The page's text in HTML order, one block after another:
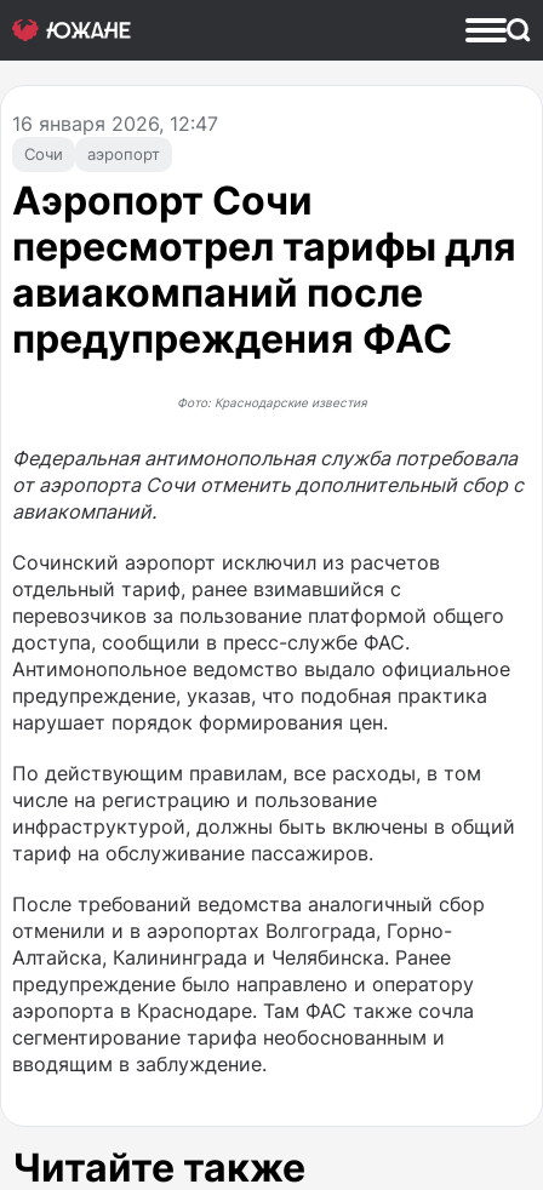
Сочи аэропорт
16 января 2026, 12:47
Аэропорт Сочи
пересмотрел тарифы для
авиакомпаний после
предупреждения ФАС
Фото: Краснодарские известия
Федеральная антимонопольная служба потребовала
от аэропорта Сочи отменить дополнительный сбор с
авиакомпаний.
Сочинский аэропорт исключил из расчетов
отдельный тариф, ранее взимавшийся с
перевозчиков за пользование платформой общего
доступа, сообщили в пресс-службе ФАС.
Антимонопольное ведомство выдало официальное
предупреждение, указав, что подобная практика
нарушает порядок формирования цен.
По действующим правилам, все расходы, в том
числе на регистрацию и пользование
инфраструктурой, должны быть включены в общий
тариф на обслуживание пассажиров.
После требований ведомства аналогичный сбор
отменили и в аэропортах Волгограда, Горно-
Алтайска, Калининграда и Челябинска. Ранее
предупреждение было направлено и оператору
аэропорта в Краснодаре. Там ФАС также сочла
сегментирование тарифа необоснованным и
вводящим в заблуждение.
Читайте также